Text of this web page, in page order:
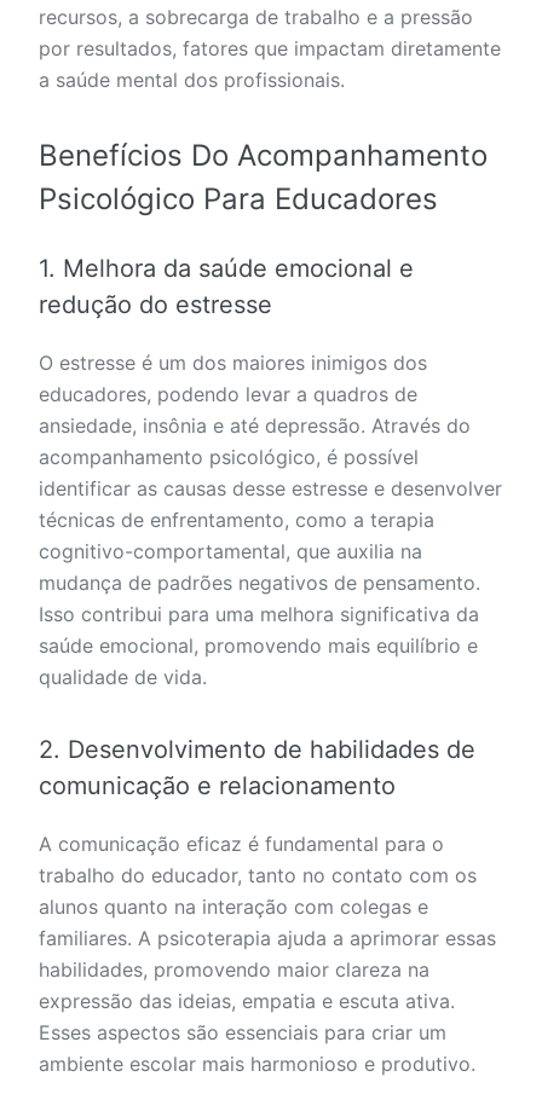
recursos, a sobrecarga de trabalho e a pressão
por resultados, fatores que impactam diretamente
a saúde mental dos profissionais.
Benefícios Do Acompanhamento
Psicológico Para Educadores
1. Melhora da saúde emocional e
redução do estresse
O estresse é um dos maiores inimigos dos
educadores, podendo levar a quadros de
ansiedade, insônia e até depressão. Através do
acompanhamento psicológico, é possível
identificar as causas desse estresse e desenvolver
técnicas de enfrentamento, como a terapia
cognitivo-comportamental, que auxilia na
mudança de padrões negativos de pensamento.
Isso contribui para uma melhora significativa da
saúde emocional, promovendo mais equilíbrio e
qualidade de vida.
2. Desenvolvimento de habilidades de
comunicação e relacionamento
A comunicação eficaz é fundamental para o
trabalho do educador, tanto no contato com os
alunos quanto na interação com colegas e
familiares. A psicoterapia ajuda a aprimorar essas
habilidades, promovendo maior clareza na
expressão das ideias, empatia e escuta ativa.
Esses aspectos são essenciais para criar um
ambiente escolar mais harmonioso e produtivo.